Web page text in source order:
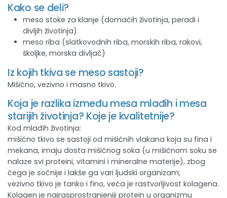
Kako se deli?
meso stoke za klanje (domaćih životinja, peradi i
divljih životinja)
meso riba (slatkovodnih riba, morskih riba, rakovi,
školjke, morska divljač)
Iz kojih tkiva se meso sastoji?
Mišićno, vezivno i masno tkivo.
Koja je razlika između mesa mlađih i mesa
starijih životinja? Koje je kvalitetnije?
Kod mlađih životinja:
mišićno tkivo se sastoji od mišićnih vlakana koja su fina i
mekana, imaju dosta mišićnog soka (u mišićnom soku se
nalaze svi proteini, vitamini i mineralne materije), zbog
čega je sočnije i lakše ga vari ljudski organizam;
vezivno tkivo je tanko i fino, veća je rastvorljivost kolagena.
Kolagen je najrasprostranjeniji protein u organizmu